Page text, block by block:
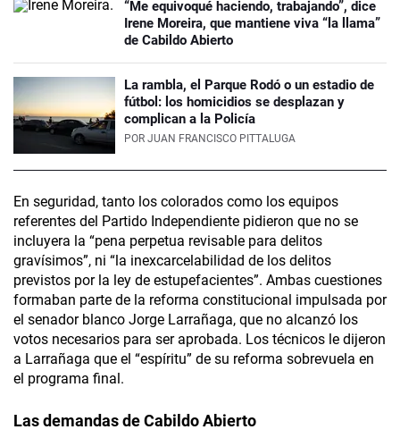
“Me equivoqué haciendo, trabajando”, dice
Irene Moreira, que mantiene viva “la llama”
de Cabildo Abierto
La rambla, el Parque Rodó o un estadio de
fútbol: los homicidios se desplazan y
complican a la Policía
POR JUAN FRANCISCO PITTALUGA
En seguridad, tanto los colorados como los equipos
referentes del Partido Independiente pidieron que no se
incluyera la “pena perpetua revisable para delitos
gravísimos”, ni “la inexcarcelabilidad de los delitos
previstos por la ley de estupefacientes”. Ambas cuestiones
formaban parte de la reforma constitucional impulsada por
el senador blanco Jorge Larrañaga, que no alcanzó los
votos necesarios para ser aprobada. Los técnicos le dijeron
a Larrañaga que el “espíritu” de su reforma sobrevuela en
el programa final.
Las demandas de Cabildo Abierto